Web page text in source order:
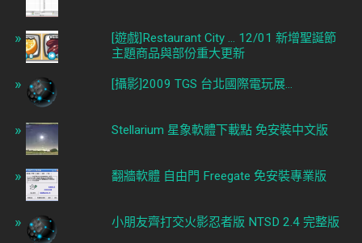
[遊戲]Restaurant City ... 12/01 新增聖誕節
主題商品與部份重大更新
[攝影]2009 TGS 台北國際電玩展...
Stellarium 星象軟體下載點 免安裝中文版
翻牆軟體 自由門 Freegate 免安裝專業版
小朋友齊打交火影忍者版 NTSD 2.4 完整版